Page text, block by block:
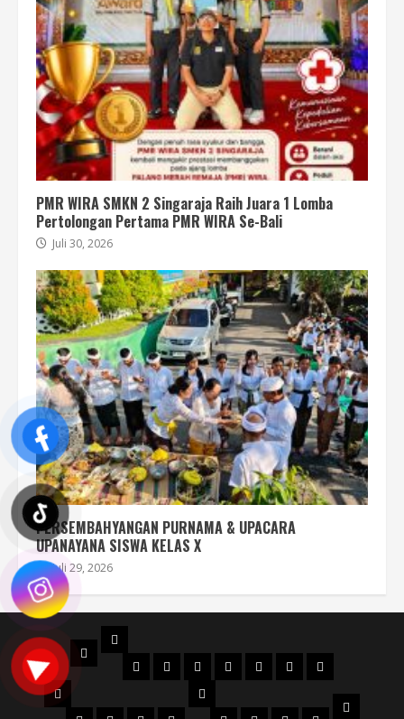
PMR WIRA SMKN 2 Singaraja Raih Juara 1 Lomba
Pertolongan Pertama PMR WIRA Se-Bali
Juli 30, 2026
PERSEMBAHYANGAN PURNAMA & UPACARA
UPANAYANA SISWA KELAS X
Juli 29, 2026
BERANDA
PROFIL
STRUKTUR
ORGANISASI
DENAHMAPSSEJARAH
AKREDITASI
SERTIFIKAT
FILOSOFI
LOGO
JURUSAN
WKS
VISI